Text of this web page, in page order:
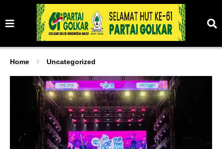
Home Uncategorized